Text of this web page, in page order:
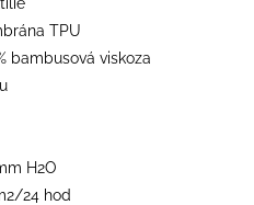
TPU
bambusová viskoza
H2O
24 hod